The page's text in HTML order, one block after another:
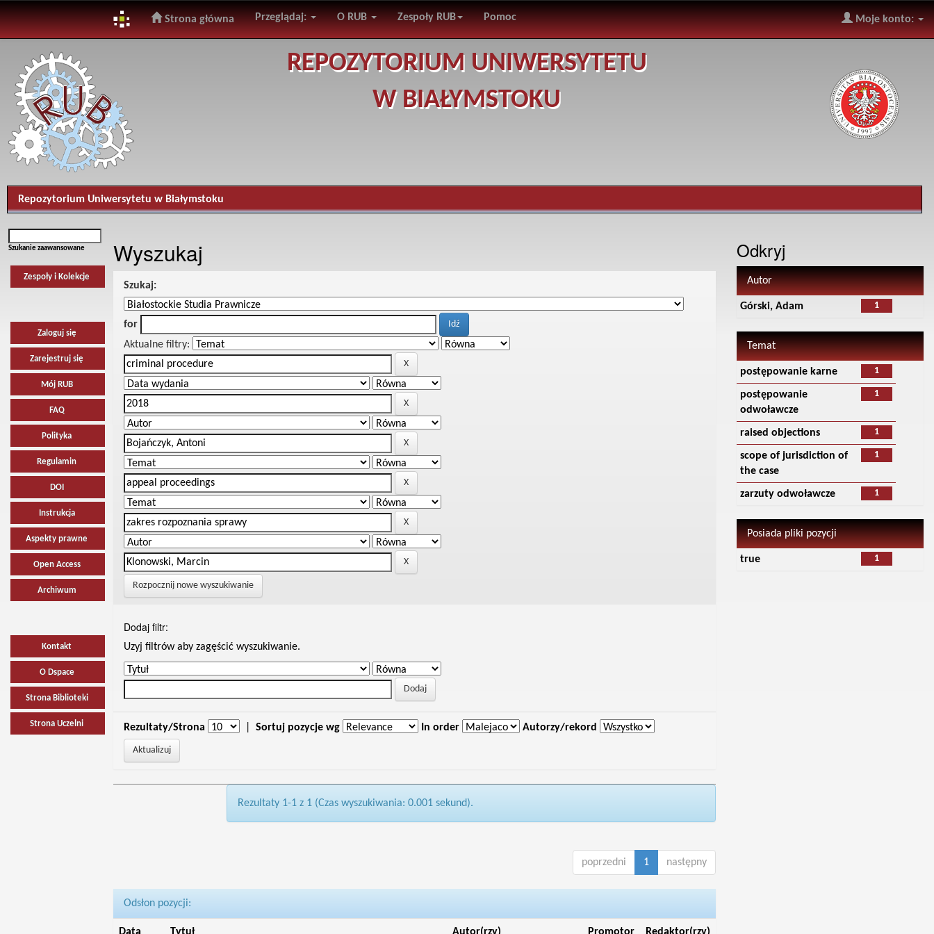
navigation
Strona główna Przeglądaj: O RUB Zespoły RUB Pomoc Moje konto:
REPOZYTORIUM UNIWERSYTETU
W BIAŁYMSTOKU
Repozytorium Uniwersytetu w Białymstoku
Szukanie zaawansowane
Zespoły i Kolekcje
Zaloguj się
Zarejestruj się
Mój RUB
FAQ
Polityka
Regulamin
DOI
Instrukcja
Aspekty prawne
Open Access
Archiwum
Kontakt
O Dspace
Strona Biblioteki
Strona Uczelni
Wyszukaj
Szukaj:
for
Aktualne filtry:
Rozpocznij nowe wyszukiwanie
Dodaj filtr:
Uzyj filtrów aby zagęścić wyszukiwanie.
Rezultaty/Strona Sortuj pozycje wg In order Autorzy/rekord
Rezultaty 1-1 z 1 (Czas wyszukiwania: 0.001 sekund).
poprzedni 1 następny
Odsłon pozycji:
Odkryj
Autor
1
Górski, Adam
Temat
1
postępowanie karne
1
postępowanie
odwoławcze
1
raised objections
1
scope of jurisdiction of
the case
1
zarzuty odwoławcze
Posiada pliki pozycji
1
true